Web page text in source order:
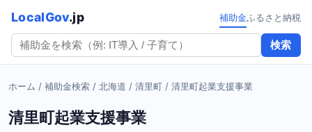
LocalGov.jp
検索
補助金ふるさと納税
ホーム / 補助金検索 / 北海道 / 清里町 / 清里町起業支援事業
清里町起業支援事業